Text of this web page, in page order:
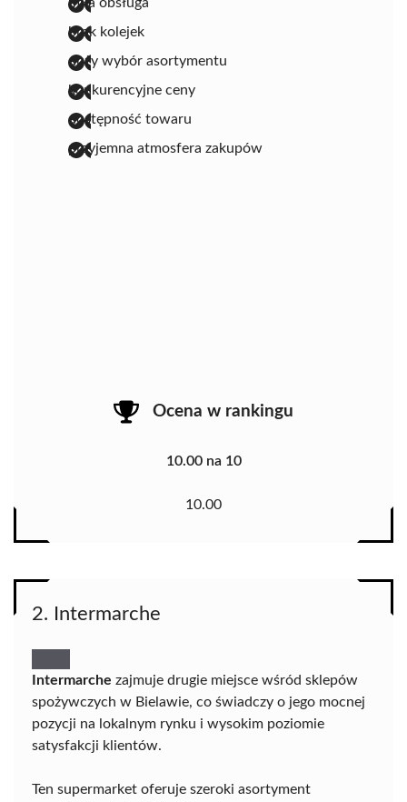
brak kolejek
duży wybór asortymentu
konkurencyjne ceny
dostępność towaru
przyjemna atmosfera zakupów
Ocena w rankingu
10.00 na 10
10.00
2. Intermarche
Intermarche zajmuje drugie miejsce wśród sklepów
spożywczych w Bielawie, co świadczy o jego mocnej
pozycji na lokalnym rynku i wysokim poziomie
satysfakcji klientów.
Ten supermarket oferuje szeroki asortyment